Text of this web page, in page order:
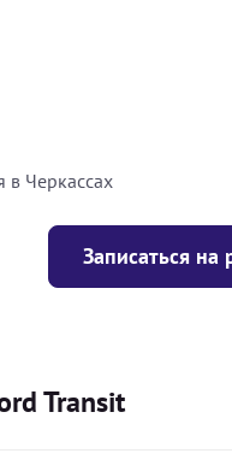
в Черкассах
Записаться на
Transit